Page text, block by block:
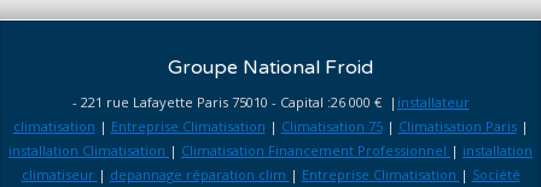
Groupe National Froid
- 221 rue Lafayette Paris 75010 - Capital :26 000 € | installateur
climatisation | Entreprise Climatisation | Climatisation 75| Climatisation Paris|
installation Climatisation | Climatisation Financement Professionnel | installation
climatiseur | depannage réparation clim | Entreprise Climatisation | Société